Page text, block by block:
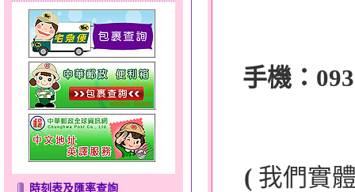
時刻表及匯率查詢
手機：
( 我們實